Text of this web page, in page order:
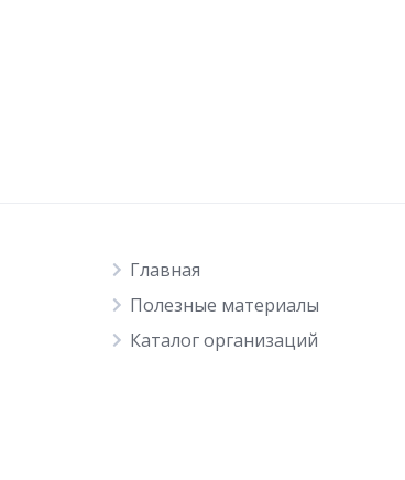
Главная
Полезные материалы
Каталог организаций